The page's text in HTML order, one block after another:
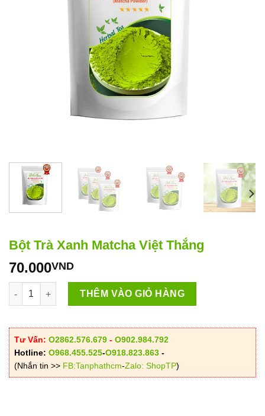
Bột Trà Xanh Matcha Việt Thắng
70.000VND
Bột Trà Xanh Matcha Việt Thắng số lượng
THÊM VÀO GIỎ HÀNG
Tư Vấn: O2862.576.679 - O902.984.792
Hotline: O968.455.525-O918.823.863 -
(Nhắn tin >> FB:Tanphathcm-Zalo: ShopTP)